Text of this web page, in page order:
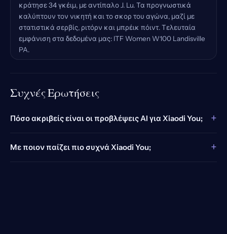
κράτησε 34 γκέιμ, με αντίπαλο J. Lu. Τα προγνωστικά
καλύπτουν τον νικητή και το σκορ του αγώνα, μαζί με
στατιστικά σερβίς, ριτόρν και μπρέικ πόιντ. Τελευταία
εμφάνιση στα δεδομένα μας: ITF Women W100 Landisville
PA.
Συχνές Ερωτήσεις
Πόσο ακριβείς είναι οι προβλέψεις AI για Xiaodi You; +
Με ποιον παίζει πιο συχνά Xiaodi You; +